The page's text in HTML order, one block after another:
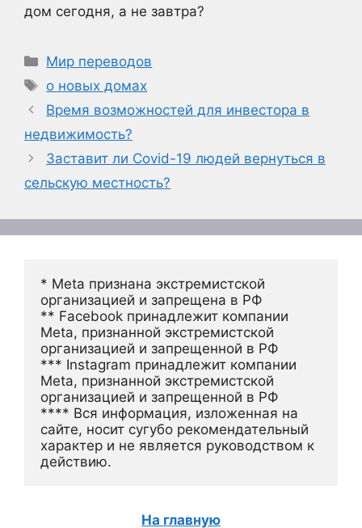
дом сегодня, а не завтра?
Рубрики
Мир переводов
Метки
о новых домах
Время возможностей для инвестора в
недвижимость?
Заставит ли Covid-19 людей вернуться в
сельскую местность?
* Meta признана экстремистской
организацией и запрещена в РФ
** Facebook принадлежит компании
Meta, признанной экстремистской
организацией и запрещенной в РФ
*** Instagram принадлежит компании
Meta, признанной экстремистской
организацией и запрещенной в РФ
**** Вся информация, изложенная на
сайте, носит сугубо рекомендательный
характер и не является руководством к
действию.
На главную